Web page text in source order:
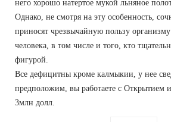
него хорошо натертое мукой льняное
Однако, не смотря на эту особенность,
приносят чрезвычайную пользу
человека, в том числе и того, кто
фигурой.
Все дефицитны кроме калмыкии, у нее
предположим, вы работаете с Открытием
3млн долл.